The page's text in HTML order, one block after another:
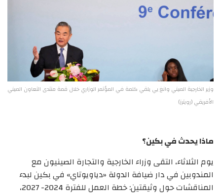
وزير الخارجية الصيني وانغ يي يلقي كلمة في المؤتمر الوزاري خلال قمة منتدى التعاون الصيني
الأفريقي (رويترز)
ماذا يحدث في بكين؟
يوم الثلاثاء، التقى وزراء الخارجية والتجارة الصينيون مع
المندوبين في دار ضيافة الدولة «دياويوتاي» في بكين لبدء
المناقشات حول وثيقتين: خطة العمل للفترة 2024- 2027،